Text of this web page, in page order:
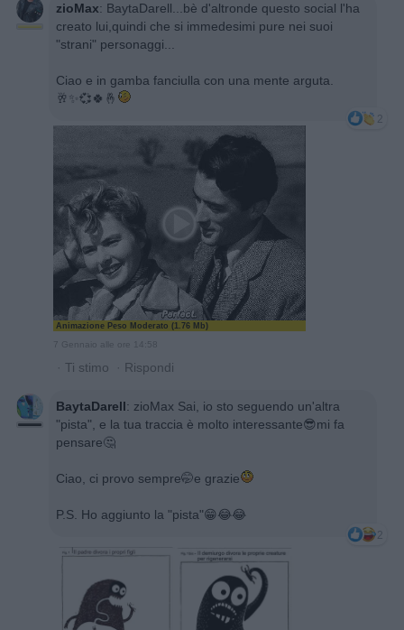
zioMax: BaytaDarell...bè d'altronde questo social l'ha
creato lui,quindi che si immedesimi pure nei suoi
"strani" personaggi...
Ciao e in gamba fanciulla con una mente arguta.
🥂✨️💞🍀🤞
2
Animazione Peso Moderato (1.76 Mb)
7 Gennaio alle ore 14:58
· Ti stimo · Rispondi
BaytaDarell: zioMax Sai, io sto seguendo un'altra
"pista", e la tua traccia è molto interessante😎mi fa
pensare🤔
Ciao, ci provo sempre🤭e grazie
P.S. Ho aggiunto la "pista"😁😂😂
2